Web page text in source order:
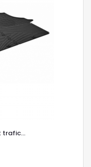
trafic...